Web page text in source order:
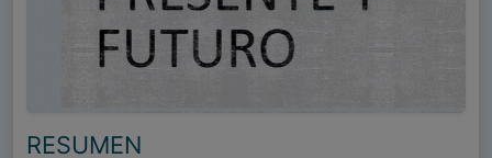
RESUMEN